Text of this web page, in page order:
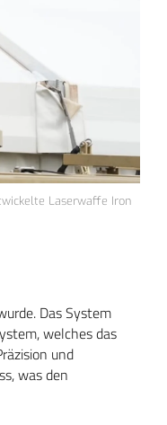
Laserwaffe Iron
Das System
welches das
und
was den